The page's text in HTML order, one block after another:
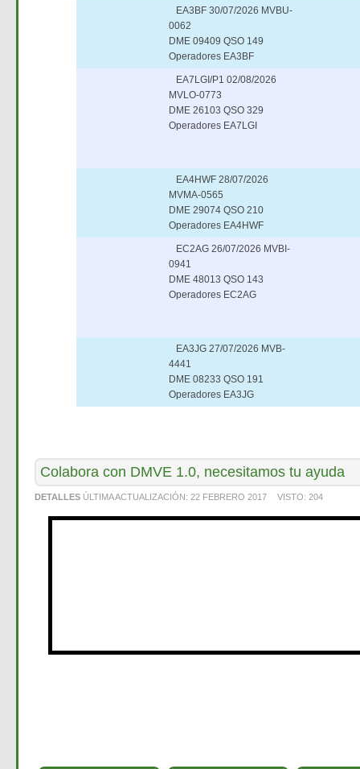
EA3BF 30/07/2026 MVBU-
0062
DME 09409 QSO 149
Operadores EA3BF
EA7LGI/P1 02/08/2026
MVLO-0773
DME 26103 QSO 329
Operadores EA7LGI
EA4HWF 28/07/2026
MVMA-0565
DME 29074 QSO 210
Operadores EA4HWF
EC2AG 26/07/2026 MVBI-
0941
DME 48013 QSO 143
Operadores EC2AG
EA3JG 27/07/2026 MVB-
4441
DME 08233 QSO 191
Operadores EA3JG
Colabora con DMVE 1.0, necesitamos tu ayuda
DETALLES ÚLTIMA ACTUALIZACIÓN: 22 FEBRERO 2017 VISTO: 204